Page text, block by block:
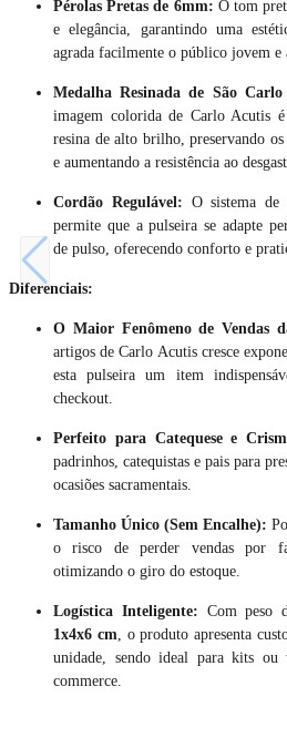
Pérolas Pretas de 6mm: O tom
e elegância, garantindo uma
agrada facilmente o público jovem e
Medalha Resinada de São
imagem colorida de Carlo Acutis
resina de alto brilho, preservando
e aumentando a resistência ao
Cordão Regulável: O sistema de
permite que a pulseira se adapte
de pulso, oferecendo conforto e
Diferenciais:
O Maior Fenômeno de Vendas
artigos de Carlo Acutis cresce
esta pulseira um item
checkout.
Perfeito para Catequese e
padrinhos, catequistas e pais para
ocasiões sacramentais.
Tamanho Único (Sem Encalhe):
o risco de perder vendas por
otimizando o giro do estoque.
Logística Inteligente: Com peso
1x4x6 cm , o produto apresenta
unidade, sendo ideal para kits ou
commerce.